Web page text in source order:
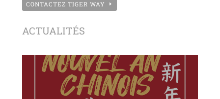
CONTACTEZ TIGER WAY
ACTUALITÉS